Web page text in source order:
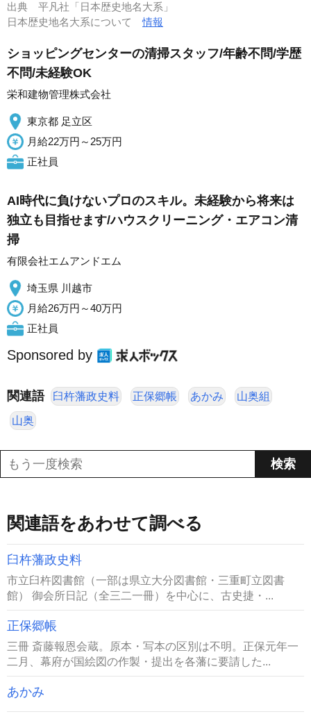
出典 平凡社「日本歴史地名大系」
日本歴史地名大系について情報
ショッピングセンターの清掃スタッフ/年齢不問/学歴
不問/未経験OK
栄和建物管理株式会社
東京都 足立区
月給22万円～25万円
正社員
AI時代に負けないプロのスキル。未経験から将来は
独立も目指せます/ハウスクリーニング・エアコン清
掃
有限会社エムアンドエム
埼玉県 川越市
月給26万円～40万円
正社員
Sponsored by
関連語 臼杵藩政史料 正保郷帳 あかみ 山奥組
山奥
関連語をあわせて調べる
臼杵藩政史料
市立臼杵図書館（一部は県立大分図書館・三重町立図書
館） 御会所日記（全三二一冊）を中心に、古史捷・...
正保郷帳
三冊 斎藤報恩会蔵。原本・写本の区別は不明。正保元年一
二月、幕府が国絵図の作製・提出を各藩に要請した...
あかみ